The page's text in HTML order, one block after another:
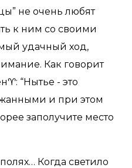
не очень любят
к ним со своими
удачный ход,
Как говорит
“Нытье - это
и при этом
заполучите место
Когда светило